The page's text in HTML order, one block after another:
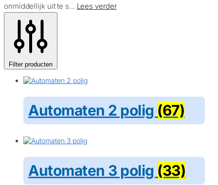
onmiddellijk uit te s... Lees verder
Filter producten
Automaten 2 polig (67)
Automaten 3 polig (33)